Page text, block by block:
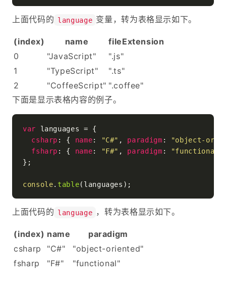
上面代码的 language 变量，转为表格显示如下。
(index) name
fileExtension
0
"JavaScript"
".js"
1
"TypeScript"
".ts"
2
"CoffeeScript" ".coffee"
下面是显示表格内容的例子。
var languages = {
csharp : { name: "C#" , paradigm :
"object-
fsharp : { name: "F#" , paradigm : "functional"
};
console. table
上面代码的 language ，转为表格显示如下。
(index) name
paradigm
csharp
"C#"
"object-oriented"
fsharp
"F#" "functional"